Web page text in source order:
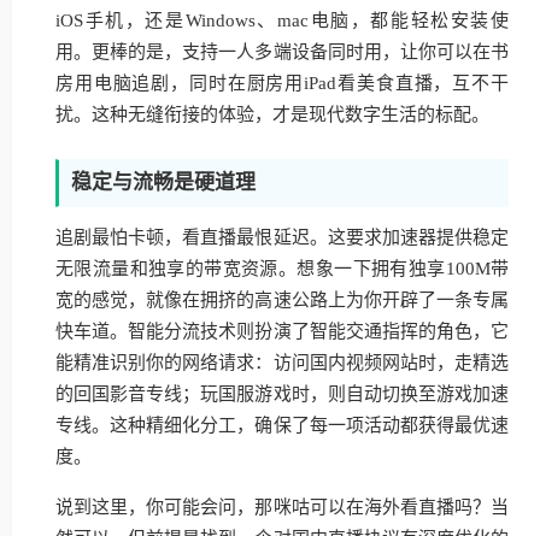
iOS手机，还是Windows、mac电脑，都能轻松安装使
用。更棒的是，支持一人多端设备同时用，让你可以在书
房用电脑追剧，同时在厨房用iPad看美食直播，互不干
扰。这种无缝衔接的体验，才是现代数字生活的标配。
稳定与流畅是硬道理
追剧最怕卡顿，看直播最恨延迟。这要求加速器提供稳定
无限流量和独享的带宽资源。想象一下拥有独享100M带
宽的感觉，就像在拥挤的高速公路上为你开辟了一条专属
快车道。智能分流技术则扮演了智能交通指挥的角色，它
能精准识别你的网络请求：访问国内视频网站时，走精选
的回国影音专线；玩国服游戏时，则自动切换至游戏加速
专线。这种精细化分工，确保了每一项活动都获得最优速
度。
说到这里，你可能会问，那咪咕可以在海外看直播吗？当